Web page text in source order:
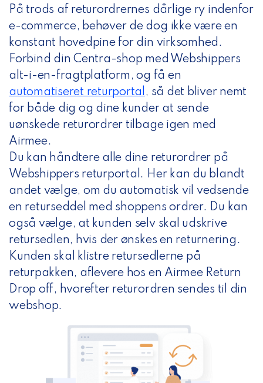
På trods af returordrernes dårlige ry indenfor
e-commerce, behøver de dog ikke være en
konstant hovedpine for din virksomhed.
Forbind din Centra-shop med Webshippers
alt-i-en-fragtplatform, og få en
automatiseret returportal , så det bliver nemt
for både dig og dine kunder at sende
uønskede returordrer tilbage igen med
Airmee.
Du kan håndtere alle dine returordrer på
Webshippers returportal. Her kan du blandt
andet vælge, om du automatisk vil vedsende
en returseddel med shoppens ordrer. Du kan
også vælge, at kunden selv skal udskrive
retursedlen, hvis der ønskes en returnering.
Kunden skal klistre retursedlerne på
returpakken, aflevere hos en Airmee Return
Drop off, hvorefter returordren sendes til din
webshop.